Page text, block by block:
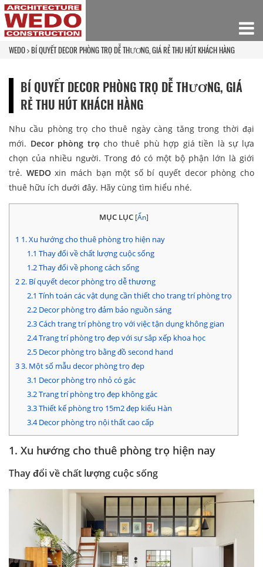
WEDO BÍ QUYẾT DECOR PHÒNG TRỌ DỄ THƯƠNG, GIÁ RẺ THU HÚT KHÁCH HÀNG
BÍ QUYẾT DECOR PHÒNG TRỌ DỄ THƯƠNG, GIÁ
RẺ THU HÚT KHÁCH HÀNG
Nhu cầu phòng trọ cho thuê ngày càng tăng trong thời đại
mới. Decor phòng trọ cho thuê phù hợp giá tiền là sự lựa
chọn của nhiều người. Trong đó có một bộ phận lớn là giới
trẻ. WEDOxin mách bạn một số bí quyết decor phòng cho
thuê hữu ích dưới đây. Hãy cùng tìm hiểu nhé.
MỤC LỤC [Ẩn]
1 1. Xu hướng cho thuê phòng trọ hiện nay
1.1 Thay đổi về chất lượng cuộc sống
1.2Thay đổi về phong cách sống
22. Bí quyết decor phòng trọ dễ thương
2.1 Tính toán các vật dụng cần thiết cho trang trí phòng trọ
2.2Decor phòng trọ đảm bảo nguồn sáng
2.3Cách trang trí phòng trọ với việc tận dụng không gian
2.4Trang trí phòng trọ đẹp với sự sắp xếp khoa học
2.5Decor phòng trọ bằng đồ second hand
33. Một số mẫu decor phòng trọ đẹp
3.1 Decor phòng trọ nhỏ có gác
3.2Trang trí phòng trọ đẹp không gác
3.3Thiết kế phòng trọ 15m2 đẹp kiểu Hàn
3.4Decor phòng trọ nội thất cao cấp
1. Xu hướng cho thuê phòng trọ hiện nay
Thay đổi về chất lượng cuộc sống